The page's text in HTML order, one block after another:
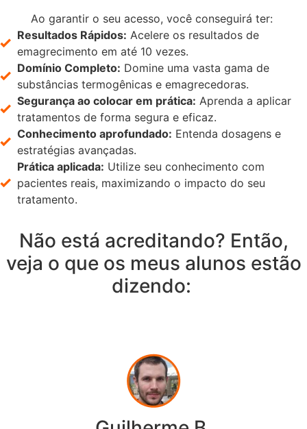
Ao garantir o seu acesso, você conseguirá ter:
Resultados Rápidos: Acelere os resultados de
emagrecimento em até 10 vezes.
Domínio Completo: Domine uma vasta gama de
substâncias termogênicas e emagrecedoras.
Segurança ao colocar em prática: Aprenda a aplicar
tratamentos de forma segura e eficaz.
Conhecimento aprofundado: Entenda dosagens e
estratégias avançadas.
Prática aplicada: Utilize seu conhecimento com
pacientes reais, maximizando o impacto do seu
tratamento.
Não está acreditando? Então,
veja o que os meus alunos estão
dizendo: